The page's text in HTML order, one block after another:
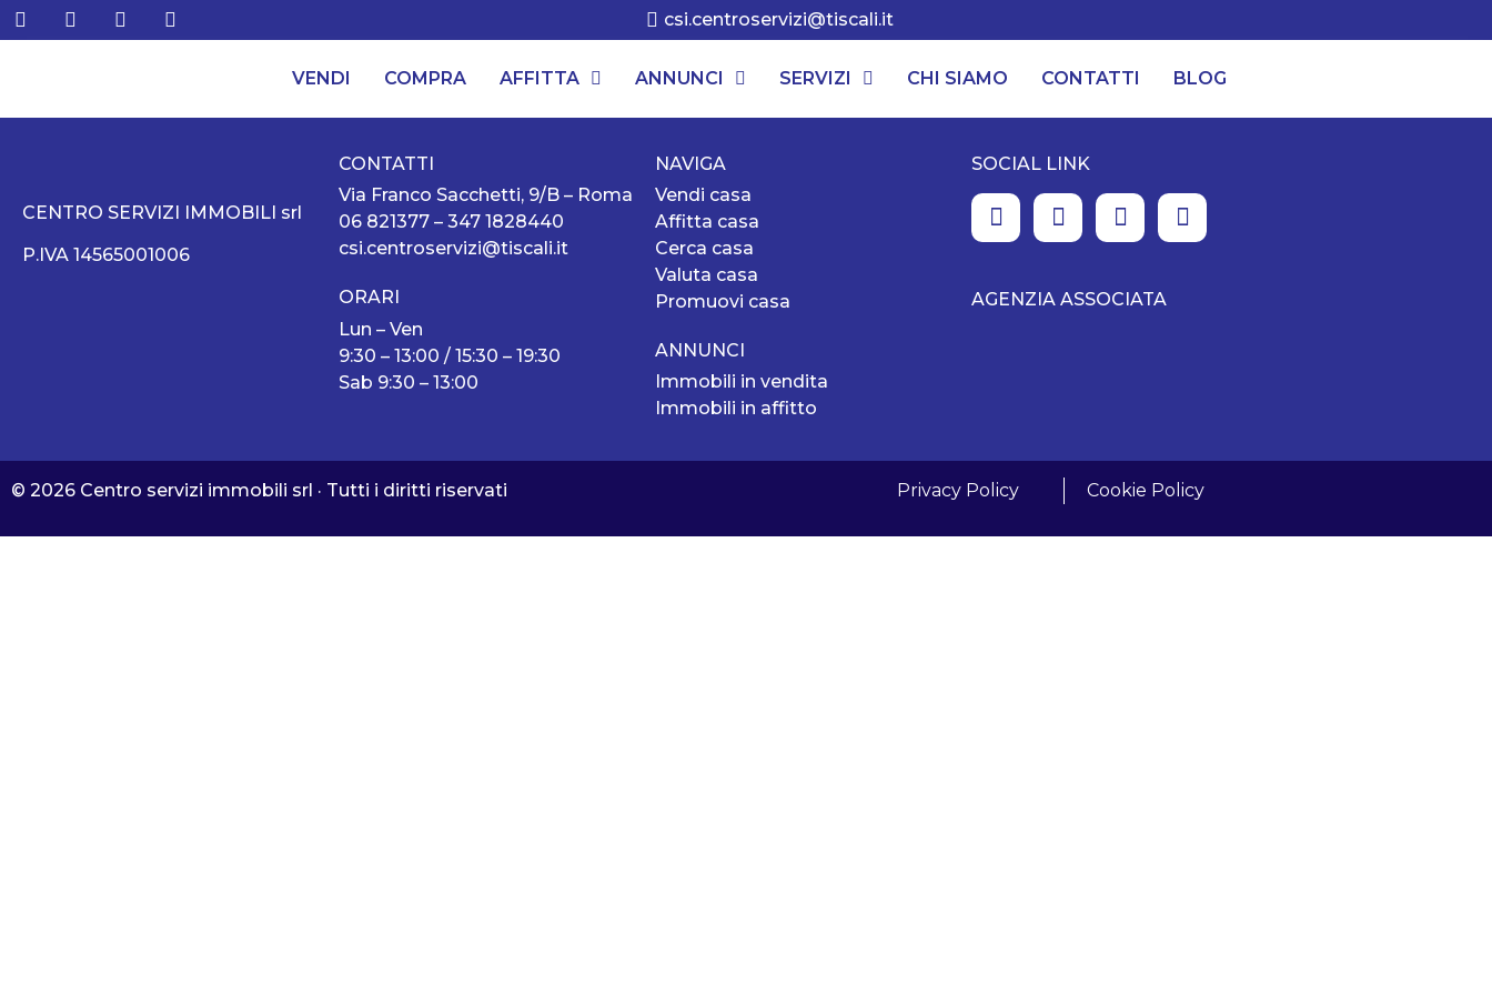
csi.centroservizi@tiscali.it
VENDI COMPRA AFFITTA ANNUNCI SERVIZI CHI SIAMO CONTATTI BLOG
CENTRO SERVIZI IMMOBILI srl
P.IVA 14565001006
CONTATTI
Via Franco Sacchetti, 9/B – Roma
06 821377 – 347 1828440
csi.centroservizi@tiscali.it
ORARI
Lun – Ven
9:30 – 13:00 / 15:30 – 19:30
Sab 9:30 – 13:00
NAVIGA
Vendi casa
Affitta casa
Cerca casa
Valuta casa
Promuovi casa
ANNUNCI
Immobili in vendita
Immobili in affitto
SOCIAL LINK
AGENZIA ASSOCIATA
© 2026 Centro servizi immobili srl · Tutti i diritti riservati Privacy Policy Cookie Policy